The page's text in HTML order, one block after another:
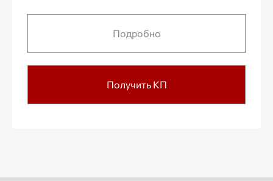
Подробно
Получить КП